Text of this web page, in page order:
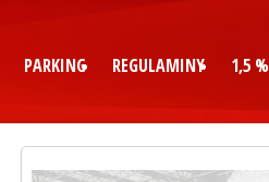
PARKING REGULAMINY
1,5 %